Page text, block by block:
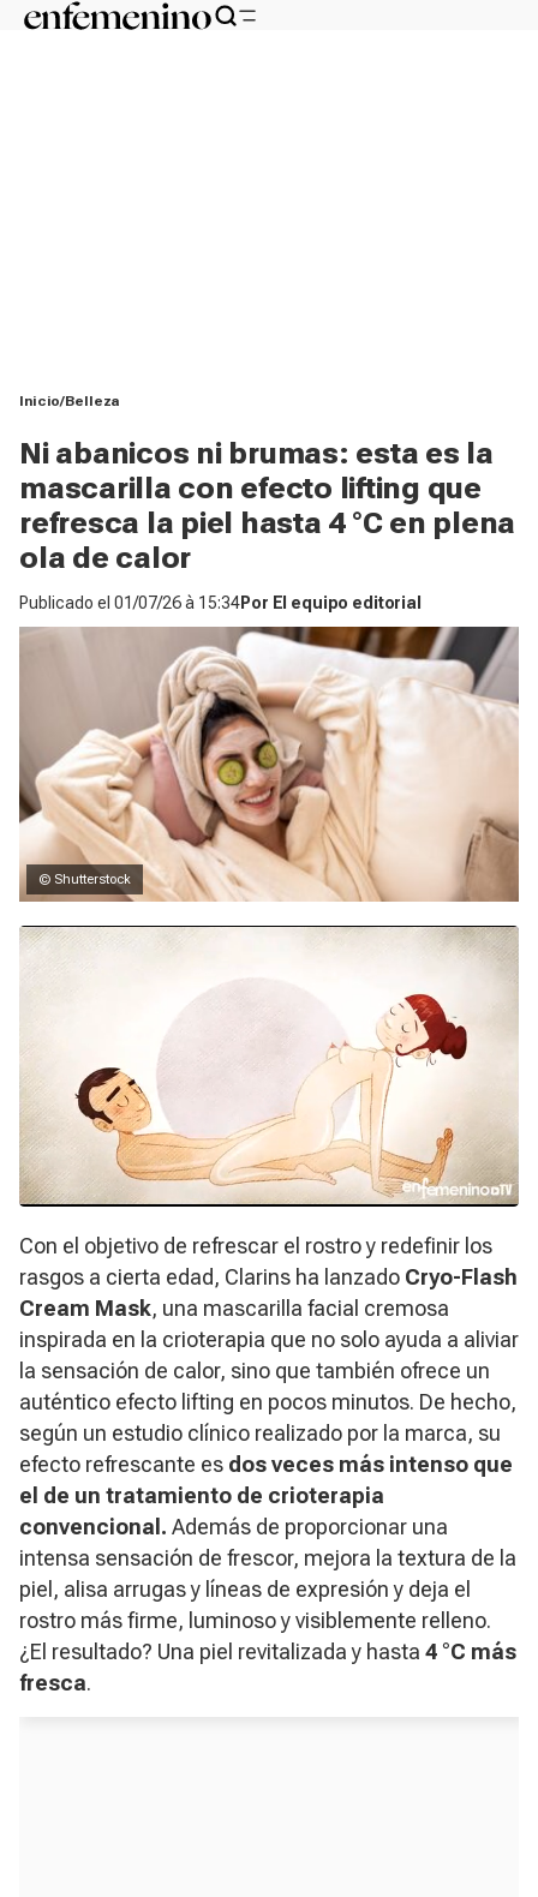
Inicio Belleza
Ni abanicos ni brumas: esta es la
mascarilla con efecto lifting que
refresca la piel hasta 4 °C en plena
ola de calor
Publicado el 01/07/26 à 15:34Por El equipo editorial
© Shutterstock
Con el objetivo de refrescar el rostro y redefinir los
rasgos a cierta edad, Clarins ha lanzado Cryo-Flash
Cream Mask, una mascarilla facial cremosa
inspirada en la crioterapia que no solo ayuda a aliviar
la sensación de calor, sino que también ofrece un
auténtico efecto lifting en pocos minutos. De hecho,
según un estudio clínico realizado por la marca, su
efecto refrescante es dos veces más intenso que
el de un tratamiento de crioterapia
convencional. Además de proporcionar una
intensa sensación de frescor, mejora la textura de la
piel, alisa arrugas y líneas de expresión y deja el
rostro más firme, luminoso y visiblemente relleno.
¿El resultado? Una piel revitalizada y hasta 4 °C más
fresca.